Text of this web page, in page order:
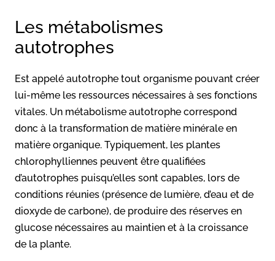
Les métabolismes
autotrophes
Est appelé autotrophe tout organisme pouvant créer
lui-même les ressources nécessaires à ses fonctions
vitales. Un métabolisme autotrophe correspond
donc à la transformation de matière minérale en
matière organique. Typiquement, les plantes
chlorophylliennes peuvent être qualifiées
d’autotrophes puisqu’elles sont capables, lors de
conditions réunies (présence de lumière, d’eau et de
dioxyde de carbone), de produire des réserves en
glucose nécessaires au maintien et à la croissance
de la plante.